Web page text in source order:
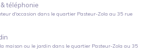
téléphonie
d'occasion dans le quartier Pasteur-Zola au 35 rue
maison ou le jardin dans le quartier Pasteur-Zola au 35